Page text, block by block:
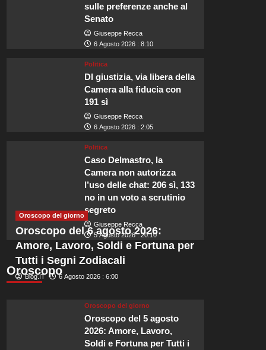
I 32 ristoranti imperdibili
viaggio gastronomico nel
Rinascimento.
6 Agosto 2026 : 18:05
Valtiberina: Un Viaggio Gastronomico a Firenze Zeb: Un Angolo di
dimensioni situato nel quartiere di San...
Leggi tuttoLeggi
di
più
su
I
sulle preferenze anche al
Senato
Giuseppe Recca
6 Agosto 2026 : 8:10
Politica
Dl giustizia, via libera della
Camera alla fiducia con
191 sì
Giuseppe Recca
6 Agosto 2026 : 2:05
Politica
Caso Delmastro, la
Camera non autorizza
l’uso delle chat: 206 sì, 133
no in un voto a scrutinio
segreto
Giuseppe Recca
5 Agosto 2026 : 20:10
Oroscopo
Oroscopo del giorno
Oroscopo del 6 agosto 2026:
Amore, Lavoro, Soldi e Fortuna per
Tutti i Segni Zodiacali
Blog.IT 6 Agosto 2026 : 6:00
Oroscopo del giorno
Oroscopo del 5 agosto
2026: Amore, Lavoro,
Soldi e Fortuna per Tutti i